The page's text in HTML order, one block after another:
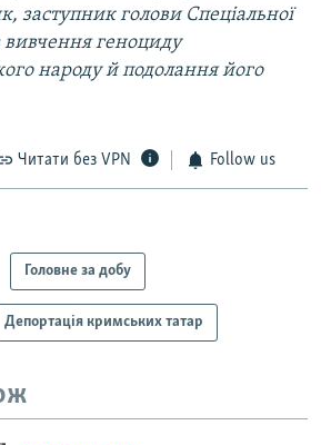
заступник голови Спеціальної
вивчення геноциду
народу й подолання його
Читати без VPN Follow us
Головне за добу
Депортація кримських татар